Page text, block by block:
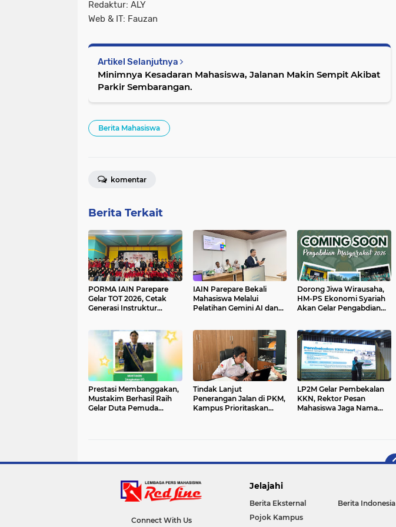
Redaktur: ALY
Web & IT: Fauzan
Artikel Selanjutnya
Minimnya Kesadaran Mahasiswa, Jalanan Makin Sempit Akibat
Parkir Sembarangan.
Berita Mahasiswa
komentar
Berita Terkait
PORMA IAIN Parepare
Gelar TOT 2026, Cetak
Generasi Instruktur
IAIN Parepare Bekali
Mahasiswa Melalui
Pelatihan Gemini AI dan
Dorong Jiwa Wirausaha,
HM-PS Ekonomi Syariah
Akan Gelar Pengabdian
Prestasi Membanggakan,
Mustakim Berhasil Raih
Gelar Duta Pemuda
Tindak Lanjut
Penerangan Jalan di PKM,
Kampus Prioritaskan
LP2M Gelar Pembekalan
KKN, Rektor Pesan
Mahasiswa Jaga Nama
Connect With Us
Jelajahi
Berita Eksternal Berita Indonesia
Pojok Kampus